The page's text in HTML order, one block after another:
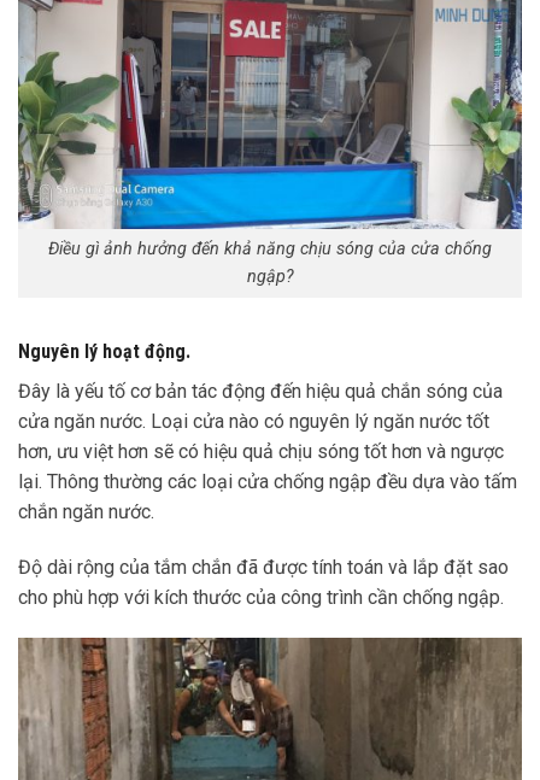
Điều gì ảnh hưởng đến khả năng chịu sóng của cửa chống
ngập?
Nguyên lý hoạt động.
Đây là yếu tố cơ bản tác động đến hiệu quả chắn sóng của
cửa ngăn nước. Loại cửa nào có nguyên lý ngăn nước tốt
hơn, ưu việt hơn sẽ có hiệu quả chịu sóng tốt hơn và ngược
lại. Thông thường các loại cửa chống ngập đều dựa vào tấm
chắn ngăn nước.
Độ dài rộng của tắm chắn đã được tính toán và lắp đặt sao
cho phù hợp với kích thước của công trình cần chống ngập.